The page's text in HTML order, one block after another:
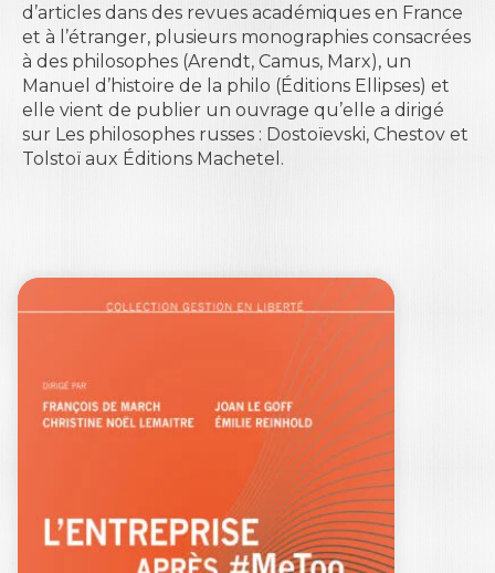
d’articles dans des revues académiques en France
et à l’étranger, plusieurs monographies consacrées
à des philosophes (Arendt, Camus, Marx), un
Manuel d’histoire de la philo (Éditions Ellipses) et
elle vient de publier un ouvrage qu’elle a dirigé
sur Les philosophes russes : Dostoïevski, Chestov et
Tolstoï aux Éditions Machetel.